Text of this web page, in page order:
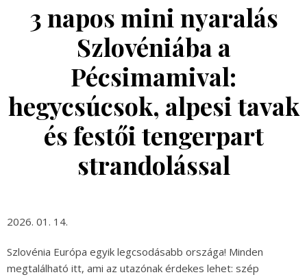
3 napos mini nyaralás
Szlovéniába a
Pécsimamival:
hegycsúcsok, alpesi tavak
és festői tengerpart
strandolással
2026. 01. 14.
Szlovénia Európa egyik legcsodásabb országa! Minden
megtalálható itt, ami az utazónak érdekes lehet: szép